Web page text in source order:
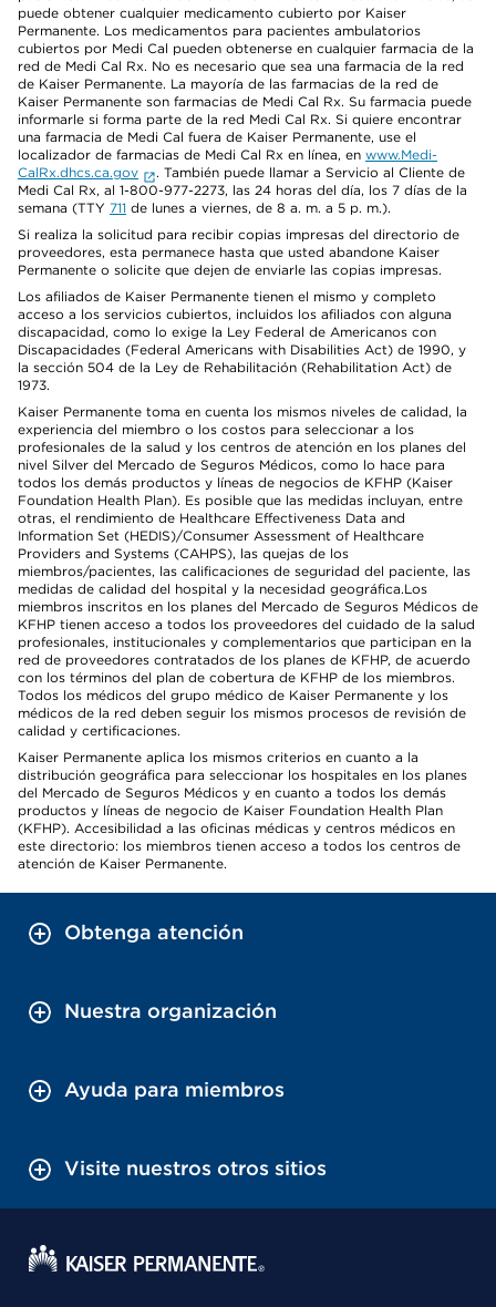
puede obtener cualquier medicamento cubierto por Kaiser
Permanente. Los medicamentos para pacientes ambulatorios
cubiertos por Medi Cal pueden obtenerse en cualquier farmacia de la
red de Medi Cal Rx. No es necesario que sea una farmacia de la red
de Kaiser Permanente. La mayoría de las farmacias de la red de
Kaiser Permanente son farmacias de Medi Cal Rx. Su farmacia puede
informarle si forma parte de la red Medi Cal Rx. Si quiere encontrar
una farmacia de Medi Cal fuera de Kaiser Permanente, use el
localizador de farmacias de Medi Cal Rx en línea, en www.Medi-
CalRx.dhcs.ca.gov
. También puede llamar a Servicio al Cliente de
Medi Cal Rx, al 1-800-977-2273, las 24 horas del día, los 7 días de la
semana (TTY 711 de lunes a viernes, de 8 a. m. a 5 p. m.).
Si realiza la solicitud para recibir copias impresas del directorio de
proveedores, esta permanece hasta que usted abandone Kaiser
Permanente o solicite que dejen de enviarle las copias impresas.
Los afiliados de Kaiser Permanente tienen el mismo y completo
acceso a los servicios cubiertos, incluidos los afiliados con alguna
discapacidad, como lo exige la Ley Federal de Americanos con
Discapacidades (Federal Americans with Disabilities Act) de 1990, y
la sección 504 de la Ley de Rehabilitación (Rehabilitation Act) de
1973.
Kaiser Permanente toma en cuenta los mismos niveles de calidad, la
experiencia del miembro o los costos para seleccionar a los
profesionales de la salud y los centros de atención en los planes del
nivel Silver del Mercado de Seguros Médicos, como lo hace para
todos los demás productos y líneas de negocios de KFHP (Kaiser
Foundation Health Plan). Es posible que las medidas incluyan, entre
otras, el rendimiento de Healthcare Effectiveness Data and
Information Set (HEDIS)/Consumer Assessment of Healthcare
Providers and Systems (CAHPS), las quejas de los
miembros/pacientes, las calificaciones de seguridad del paciente, las
medidas de calidad del hospital y la necesidad geográfica.Los
miembros inscritos en los planes del Mercado de Seguros Médicos de
KFHP tienen acceso a todos los proveedores del cuidado de la salud
profesionales, institucionales y complementarios que participan en la
red de proveedores contratados de los planes de KFHP, de acuerdo
con los términos del plan de cobertura de KFHP de los miembros.
Todos los médicos del grupo médico de Kaiser Permanente y los
médicos de la red deben seguir los mismos procesos de revisión de
calidad y certificaciones.
Kaiser Permanente aplica los mismos criterios en cuanto a la
distribución geográfica para seleccionar los hospitales en los planes
del Mercado de Seguros Médicos y en cuanto a todos los demás
productos y líneas de negocio de Kaiser Foundation Health Plan
(KFHP). Accesibilidad a las oficinas médicas y centros médicos en
este directorio: los miembros tienen acceso a todos los centros de
atención de Kaiser Permanente.
Obtenga atención
Nuestra organización
Ayuda para miembros
Visite nuestros otros sitios